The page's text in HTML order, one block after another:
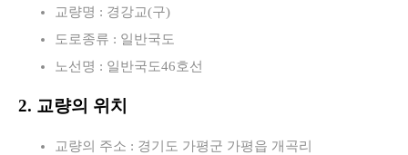
교량명 : 경강교(구)
도로종류 : 일반국도
노선명 : 일반국도46호선
2. 교량의 위치
교량의 주소 : 경기도 가평군 가평읍 개곡리